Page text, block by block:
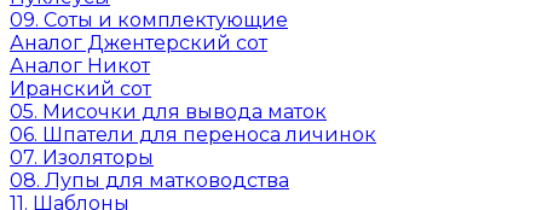
09. Соты и комплектующие
Аналог Джентерский сот
Аналог Никот
Иранский сот
05. Мисочки для вывода маток
06. Шпатели для переноса личинок
07. Изоляторы
08. Лупы для матководства
11. Шаблоны